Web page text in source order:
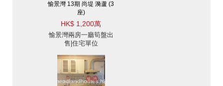
愉景灣 13期 尚堤 漪蘆 (3
座)
HK$ 1,200萬
愉景灣兩房一廳筍盤出
售|住宅單位